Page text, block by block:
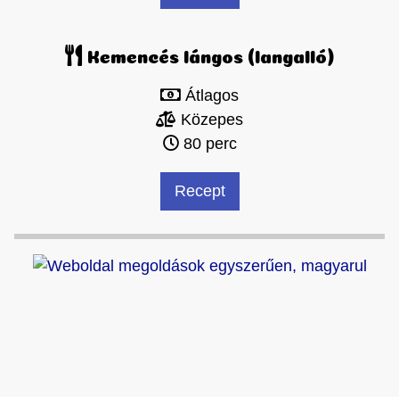
Kemencés lángos (langalló)
Átlagos
Közepes
80 perc
Recept